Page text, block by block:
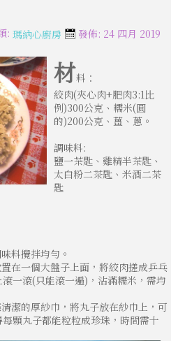
: 瑪納心廚房
發佈: 24 四月 2019
材料：
絞肉(夾心肉+肥肉3:1比
例)300公克、糯米(圓
的)200公克、薑、蔥。
調味料:
鹽一茶匙、雞精半茶匙、
太白粉二茶匙、米酒二茶
匙
料攪拌均勻。
在一個大盤子上面，將絞肉搓成乒乓
一滾(只能滾一遍)，沾滿糯米，需均
潔的厚紗巾，將丸子放在紗巾上，可
顆丸子都能粒粒成珍珠，時間需十